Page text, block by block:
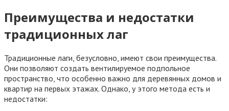
Преимущества и недостатки
традиционных лаг
Традиционные лаги, безусловно, имеют свои преимущества.
Они позволяют создать вентилируемое подпольное
пространство, что особенно важно для деревянных домов и
квартир на первых этажах. Однако, у этого метода есть и
недостатки: